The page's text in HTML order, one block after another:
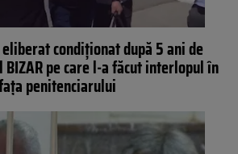
condiționat după 5 ani de
pe care l-a făcut interlopul în
penitenciarului